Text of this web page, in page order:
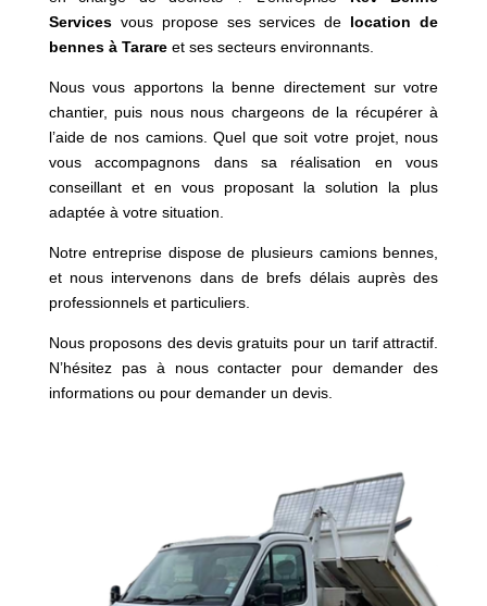
Servicesvous propose ses services de location de
bennes à Tarareet ses secteurs environnants.
Nous vous apportons la benne directement sur votre
chantier, puis nous nous chargeons de la récupérer à
l’aide de nos camions. Quel que soit votre projet, nous
vous accompagnons dans sa réalisation en vous
conseillant et en vous proposant la solution la plus
adaptée à votre situation.
Notre entreprise dispose de plusieurs camions bennes,
et nous intervenons dans de brefs délais auprès des
professionnels et particuliers.
Nous proposons des devis gratuits pour un tarif attractif.
N’hésitez pas à nous contacter pour demander des
informations ou pour demander un devis.